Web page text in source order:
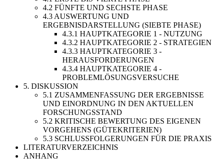
4.2 FÜNFTE UND SECHSTE PHASE
4.3 AUSWERTUNG UND
ERGEBNISDARSTELLUNG (SIEBTE PHASE)
4.3.1 HAUPTKATEGORIE 1 - NUTZUNG
4.3.2 HAUPTKATEGORIE 2 - STRATEGIEN
4.3.3 HAUPTKATEGORIE 3 -
HERAUSFORDERUNGEN
4.3.4 HAUPTKATEGORIE 4 -
PROBLEMLÖSUNGSVERSUCHE
5. DISKUSSION
5.1 ZUSAMMENFASSUNG DER ERGEBNISSE
UND EINORDNUNG IN DEN AKTUELLEN
FORSCHUNGSSTAND
5.2 KRITISCHE BEWERTUNG DES EIGENEN
VORGEHENS (GÜTEKRITERIEN)
5.3 SCHLUSSFOLGERUNGEN FÜR DIE PRAXIS
LITERATURVERZEICHNIS
ANHANG